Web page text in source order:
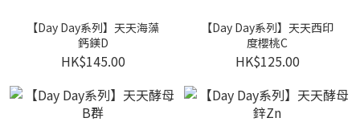
【Day Day系列】天天海藻
鈣鎂D
HK$145.00
【Day Day系列】天天西印
度櫻桃C
HK$125.00